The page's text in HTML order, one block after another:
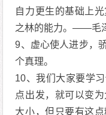
自力更生的基础上
之林的能力。——毛
9、虚心使人进步，
个真理。
10、我们大家要学
点出发，就可以变
大小，但只要有这